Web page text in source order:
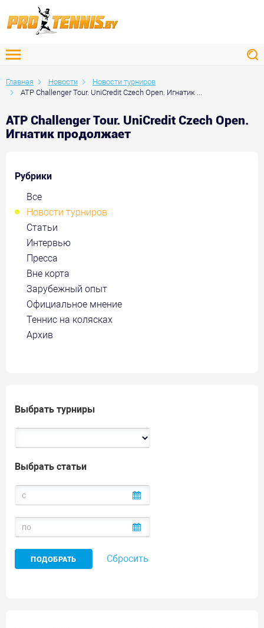
Главная Новости
Новости турниров
ATP Challenger Tour. UniCredit Czech Open. Игнатик ...
ATP Challenger Tour. UniCredit Czech Open.
Игнатик продолжает
Рубрики
Все
Новости турниров
Статьи
Интервью
Пресса
Вне корта
Зарубежный опыт
Официальное мнение
Теннис на колясках
Архив
Выбрать турниры
Выбрать статьи
Сбросить